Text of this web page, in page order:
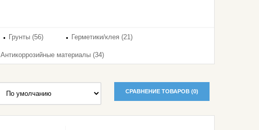
Грунты (56) Герметики/клея (21)
Антикоррозийные материалы (34)
СРАВНЕНИЕ ТОВАРОВ (0)